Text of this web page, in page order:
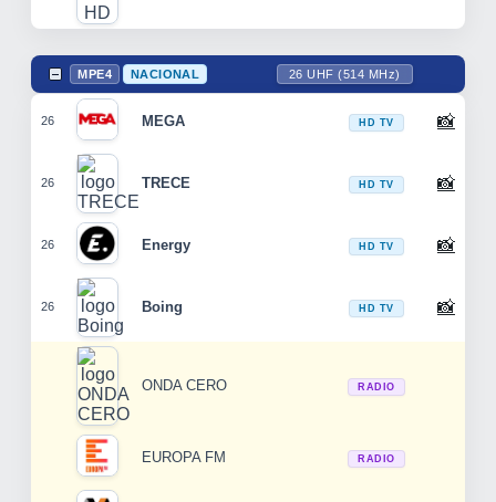
MPE4 NACIONAL 26 UHF (514 MHz)
26 MEGA HD TV 📸
26 TRECE HD TV 📸
26 Energy HD TV 📸
26 Boing HD TV 📸
ONDA CERO RADIO
EUROPA FM RADIO